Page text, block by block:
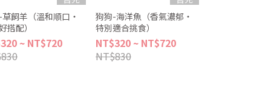
飼羊（溫和順口・
搭配）
~ NT$720
狗狗-海洋魚（香氣濃郁・
特別適合挑食）
NT$320 ~ NT$720
NT$830